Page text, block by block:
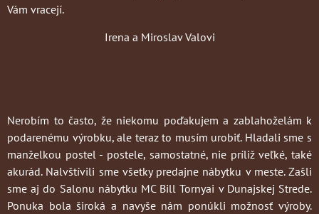
Vám vracejí.
Irena a Miroslav Valovi
Nerobím to často, že niekomu poďakujem a zablahoželám k
podarenému výrobku, ale teraz to musím urobiť. Hladali sme s
manželkou postel - postele, samostatné, nie príliž veľké, také
akurád. Nalvštívili sme všetky predajne nábytku v meste. Zašli
sme aj do Salonu nábytku MC Bill Tornyai v Dunajskej Strede.
Ponuka bola široká a navyše nám ponúkli možnosť výroby.